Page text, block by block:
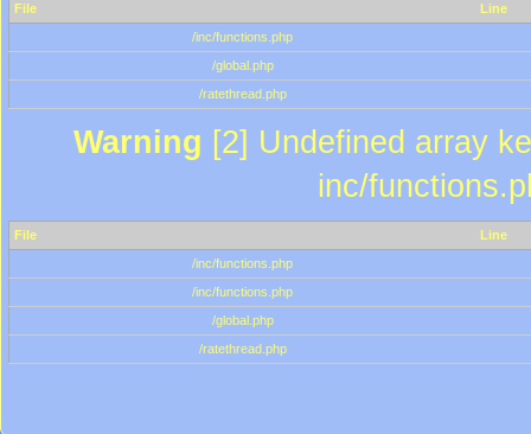
File
Line
/inc/functions.php
/global.php
/ratethread.php
Warning [2] Undefined array
inc/
File
Line
/inc/functions.php
/inc/functions.php
/global.php
/ratethread.php